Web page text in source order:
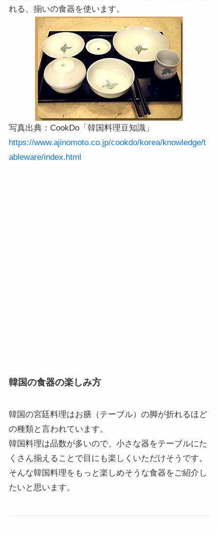
れる、揃いの食器を使います。
写真出典：CookDo「韓国料理豆知識」
https://www.ajinomoto.co.jp/cookdo/korea/knowledge/t
ableware/index.html
韓国の食器の楽しみ方
韓国の宮廷料理はお膳（テーブル）の脚が折れるほど
の種類と言われています。
韓国料理は品数が多いので、小さな器をテーブルにた
くさん揃えることで目にも楽しくいただけそうです。
そんな韓国料理をもっと楽しめそうな食器をご紹介し
たいと思います。